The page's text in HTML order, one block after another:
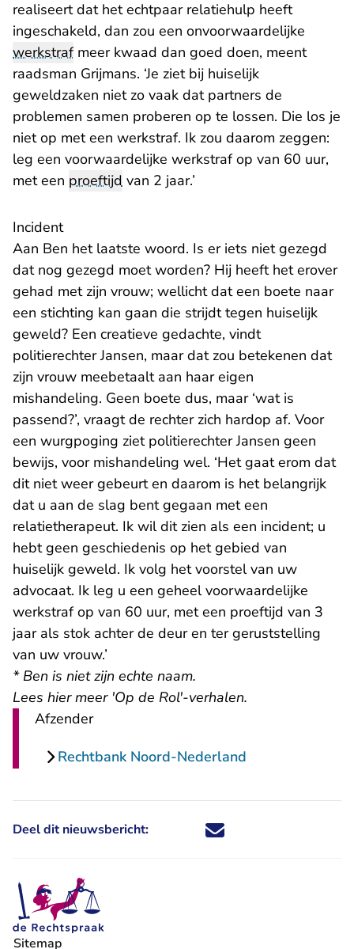
realiseert dat het echtpaar relatiehulp heeft
ingeschakeld, dan zou een onvoorwaardelijke
werkstrafmeer kwaad dan goed doen, meent
raadsman Grijmans. ‘Je ziet bij huiselijk
geweldzaken niet zo vaak dat partners de
problemen samen proberen op te lossen. Die los je
niet op met een werkstraf. Ik zou daarom zeggen:
leg een voorwaardelijke werkstraf op van 60 uur,
met een proeftijd van 2 jaar.’
Incident
Aan Ben het laatste woord. Is er iets niet gezegd
dat nog gezegd moet worden? Hij heeft het erover
gehad met zijn vrouw; wellicht dat een boete naar
een stichting kan gaan die strijdt tegen huiselijk
geweld? Een creatieve gedachte, vindt
politierechter Jansen, maar dat zou betekenen dat
zijn vrouw meebetaalt aan haar eigen
mishandeling. Geen boete dus, maar ‘wat is
passend?’, vraagt de rechter zich hardop af. Voor
een wurgpoging ziet politierechter Jansen geen
bewijs, voor mishandeling wel. ‘Het gaat erom dat
dit niet weer gebeurt en daarom is het belangrijk
dat u aan de slag bent gegaan met een
relatietherapeut. Ik wil dit zien als een incident; u
hebt geen geschiedenis op het gebied van
huiselijk geweld. Ik volg het voorstel van uw
advocaat. Ik leg u een geheel voorwaardelijke
werkstraf op van 60 uur, met een proeftijd van 3
jaar als stok achter de deur en ter geruststelling
van uw vrouw.’
* Ben is niet zijn echte naam.
Lees hier meer 'Op de Rol'-verhalen.
Afzender
Rechtbank Noord-Nederland
Deel dit nieuwsbericht: Deel dit nieuwsbericht via X -
Deel dit nieuwsbericht via
Deel dit nieuwsbericht
Deel dit
Sitemap